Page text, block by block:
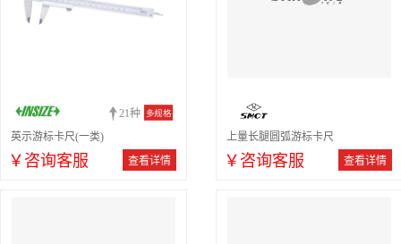
21种 多规格
英示游标卡尺(一类)
￥咨询客服 查看详情
上量长腿圆弧游标卡尺
￥咨询客服 查看详情